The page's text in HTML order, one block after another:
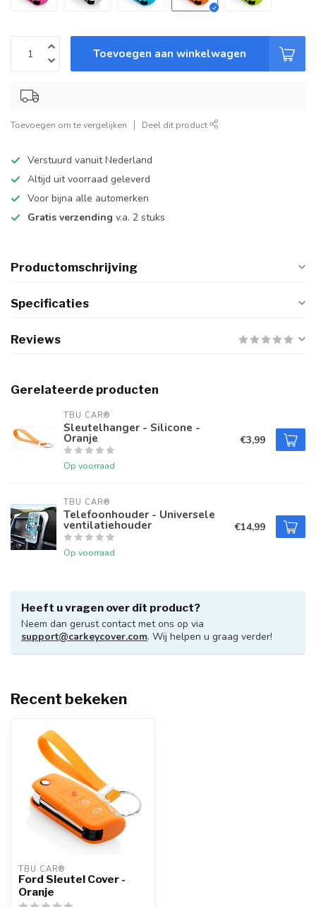
Toevoegen aan winkelwagen
Toevoegen om te vergelijken Deel dit product
Verstuurd vanuit Nederland
Altijd uit voorraad geleverd
Voor bijna alle automerken
Gratis verzending v.a. 2 stuks
Productomschrijving
Specificaties
Reviews
Gerelateerde producten
TBU CAR®
Sleutelhanger - Silicone -
Oranje
Op voorraad
€3,99
TBU CAR®
Telefoonhouder - Universele
ventilatiehouder
Op voorraad
€14,99
Heeft u vragen over dit product?
Neem dan gerust contact met ons op via
support@carkeycover.com. Wij helpen u graag verder!
Recent bekeken
TBU CAR®
Ford Sleutel Cover -
Oranje